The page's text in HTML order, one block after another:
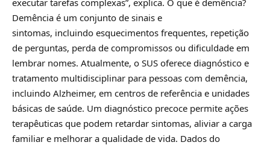
Demência é um conjunto de sinais e
sintomas, incluindo esquecimentos frequentes, repetição
de perguntas, perda de compromissos ou dificuldade em
lembrar nomes. Atualmente, o SUS oferece diagnóstico e
tratamento multidisciplinar para pessoas com demência,
incluindo Alzheimer, em centros de referência e unidades
básicas de saúde. Um diagnóstico precoce permite ações
terapêuticas que podem retardar sintomas, aliviar a carga
familiar e melhorar a qualidade de vida. Dados do